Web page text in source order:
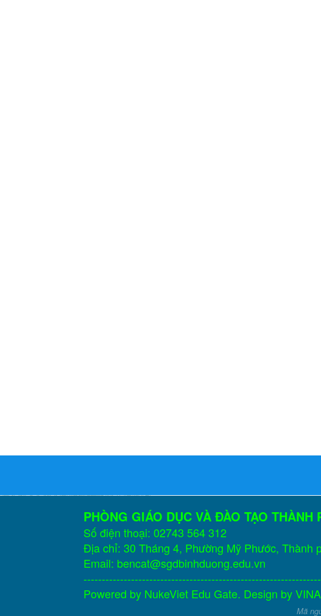
PHÒNG GIÁO DỤC VÀ ĐÀO TẠO THÀNH
Số điện thoại: 02743 564 312
Địa chỉ: 30 Tháng 4, Phường Mỹ Phước, Thành
Email: bencat@sgdbinhduong.edu.vn
Powered by NukeViet Edu Gate. Design by
Mã